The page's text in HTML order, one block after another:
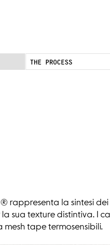
THE PROCESS
rappresenta la sintesi
sua texture distintiva. I
mesh tape termosensibili.